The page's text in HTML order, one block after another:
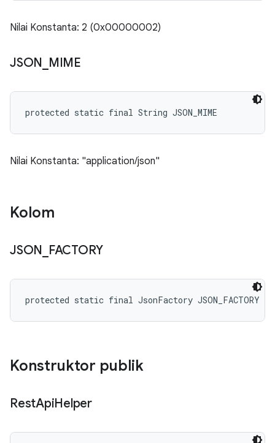
Nilai Konstanta: 2 (0x00000002)
JSON MIME
protected static final String JSON_MIME
Nilai Konstanta: "application/json"
Kolom
JSON FACTORY
protected static final JsonFactory JSON_FACTORY
Konstruktor publik
RestApiHelper